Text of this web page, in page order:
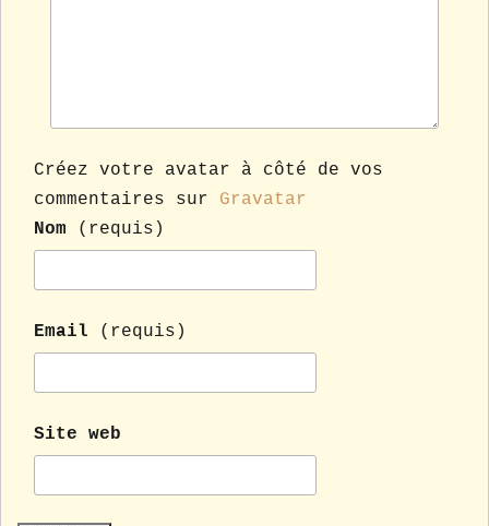
Créez votre avatar à côté de vos
commentaires sur Gravatar
Nom
(requis)
Email (requis)
Site web